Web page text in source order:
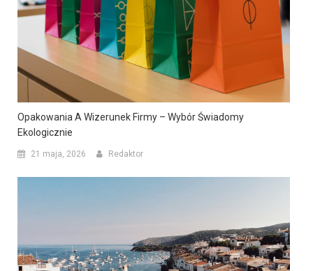
Opakowania A Wizerunek Firmy – Wybór Świadomy
Ekologicznie
21 maja, 2026 Redaktor